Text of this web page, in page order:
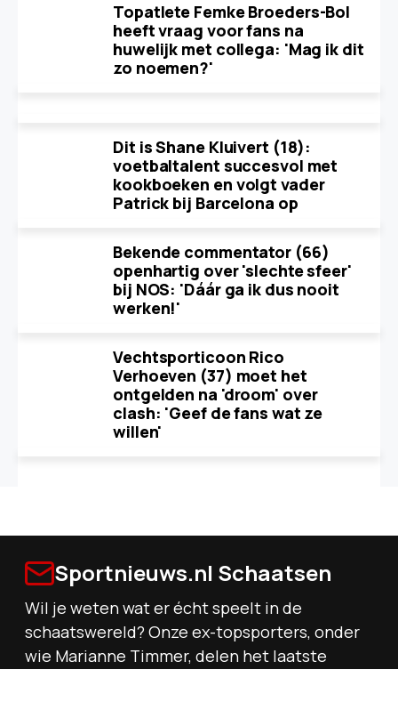
Topatlete Femke Broeders-Bol
heeft vraag voor fans na
huwelijk met collega: 'Mag ik dit
zo noemen?'
Dit is Shane Kluivert (18):
voetbaltalent succesvol met
kookboeken en volgt vader
Patrick bij Barcelona op
Bekende commentator (66)
openhartig over 'slechte sfeer'
bij NOS: 'Dáár ga ik dus nooit
werken!'
Vechtsporticoon Rico
Verhoeven (37) moet het
ontgelden na 'droom' over
clash: 'Geef de fans wat ze
willen'